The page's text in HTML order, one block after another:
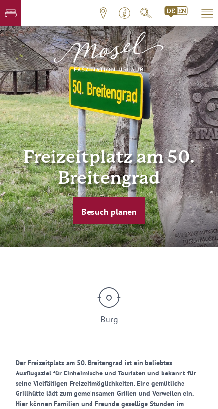
© Rudi Bucher
Freizeitplatz am 50.
Breitengrad
Besuch planen
Burg
Der Freizeitplatz am 50. Breitengrad ist ein beliebtes
Ausflugsziel für Einheimische und Touristen und bekannt für
seine Vielfältigen Freizeitmöglichkeiten. Eine gemütliche
Grillhütte lädt zum gemeinsamen Grillen und Verweilen ein.
Hier können Familien und Freunde gesellige Stunden im